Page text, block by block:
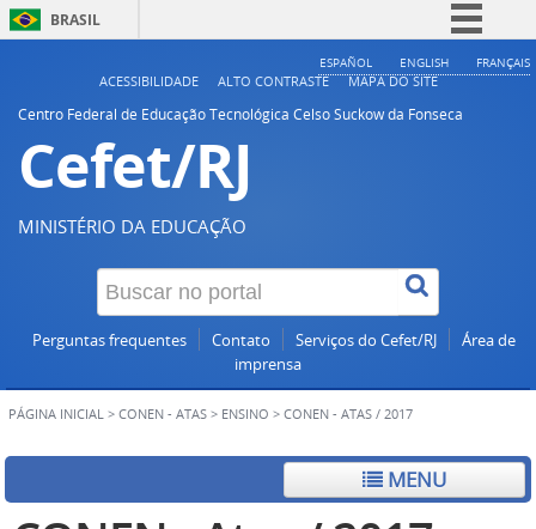
BRASIL
Simplifique!
ESPAÑOL ENGLISH FRANÇAIS
ACESSIBILIDADE ALTO CONTRASTE
MAPA DO SITE
Centro Federal de Educação Tecnológica Celso Suckow da Fonseca
Cefet/RJ
MINISTÉRIO DA EDUCAÇÃO
Perguntas frequentes Contato Serviços do Cefet/RJ
Área de
imprensa
PÁGINA INICIAL > CONEN - ATAS > ENSINO > CONEN - ATAS / 2017
MENU